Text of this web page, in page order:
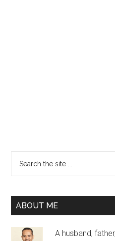
Primary
Sidebar
...
ABOUT ME
A husband,